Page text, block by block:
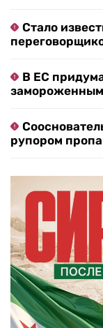
Стало
В ЕС
рупором